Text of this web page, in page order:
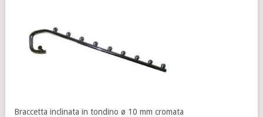
Braccetta inclinata in tondino ø 10 mm cromata